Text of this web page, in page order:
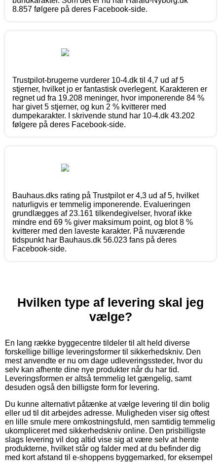
8.857 følgere på deres Facebook-side.
Trustpilot-brugerne vurderer 10-4.dk til 4,7 ud af 5
stjerner, hvilket jo er fantastisk overlegent. Karakteren er
regnet ud fra 19.208 meninger, hvor imponerende 84 %
har givet 5 stjerner, og kun 2 % kvitterer med
dumpekarakter. I skrivende stund har 10-4.dk 43.202
følgere på deres Facebook-side.
Bauhaus.dks rating på Trustpilot er 4,3 ud af 5, hvilket
naturligvis er temmelig imponerende. Evalueringen
grundlægges af 23.161 tilkendegivelser, hvoraf ikke
mindre end 69 % giver maksimum point, og blot 8 %
kvitterer med den laveste karakter. På nuværende
tidspunkt har Bauhaus.dk 56.023 fans på deres
Facebook-side.
Hvilken type af levering skal jeg
vælge?
En lang række byggecentre tildeler til alt held diverse
forskellige billige leveringsformer til sikkerhedskniv. Den
mest anvendte er nu om dage udleveringssteder, hvor du
selv kan afhente dine nye produkter når du har tid.
Leveringsformen er altså temmelig let gængelig, samt
desuden også den billigste form for levering.
Du kunne alternativt påtænke at vælge levering til din bolig
eller ud til dit arbejdes adresse. Muligheden viser sig oftest
en lille smule mere omkostningsfuld, men samtidig temmelig
ukompliceret med sikkerhedskniv online. Den prisbilligste
slags levering vil dog altid vise sig at være selv at hente
produkterne, hvilket står og falder med at du befinder dig
med kort afstand til e-shoppens byggemarked, for eksempel